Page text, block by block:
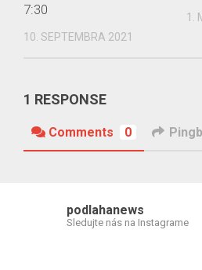
7:30
10. SEPTEMBRA 2021
1.
1 RESPONSE
Comments 0
podlahanews
Sledujte nás na Instagrame